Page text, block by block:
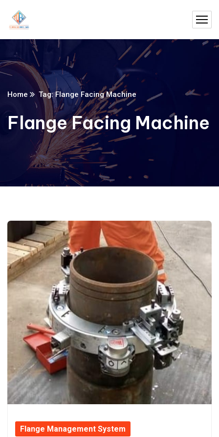
Home Tag: Flange Facing Machine
Flange Facing Machine
Flange Management System